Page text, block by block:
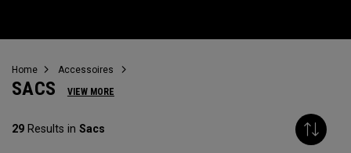
Home Accessoires
SACS VIEW MORE
29 Results in Sacs